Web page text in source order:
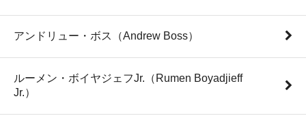
アンドリュー・ボス（Andrew Boss）
ルーメン・ボイヤジェフJr.（Rumen Boyadjieff
Jr.）